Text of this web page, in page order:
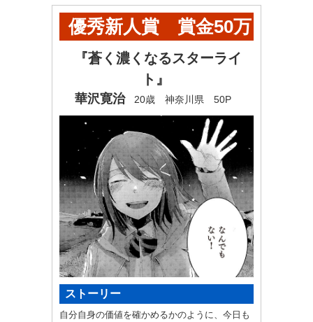
優秀新人賞 賞金50万
円+ヤンマガ奨学金60
『蒼く濃くなるスターライ
ト』
華沢寛治 20歳 神奈川県 50P
ストーリー
自分自身の価値を確かめるかのように、今日も